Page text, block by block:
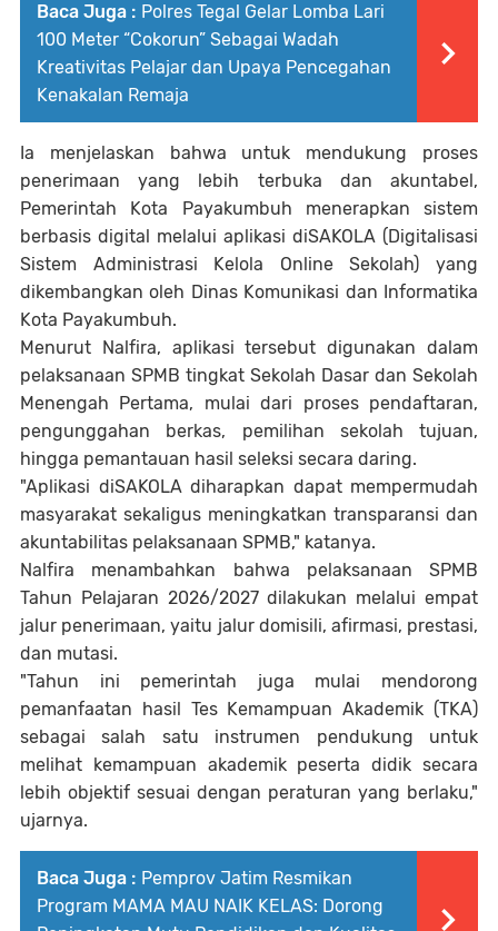
Baca Juga : Polres Tegal Gelar Lomba Lari
100 Meter “Cokorun” Sebagai Wadah
Kreativitas Pelajar dan Upaya Pencegahan
Kenakalan Remaja
Ia menjelaskan bahwa untuk mendukung proses
penerimaan yang lebih terbuka dan akuntabel,
Pemerintah Kota Payakumbuh menerapkan sistem
berbasis digital melalui aplikasi diSAKOLA (Digitalisasi
Sistem Administrasi Kelola Online Sekolah) yang
dikembangkan oleh Dinas Komunikasi dan Informatika
Kota Payakumbuh.
Menurut Nalfira, aplikasi tersebut digunakan dalam
pelaksanaan SPMB tingkat Sekolah Dasar dan Sekolah
Menengah Pertama, mulai dari proses pendaftaran,
pengunggahan berkas, pemilihan sekolah tujuan,
hingga pemantauan hasil seleksi secara daring.
"Aplikasi diSAKOLA diharapkan dapat mempermudah
masyarakat sekaligus meningkatkan transparansi dan
akuntabilitas pelaksanaan SPMB," katanya.
Nalfira menambahkan bahwa pelaksanaan SPMB
Tahun Pelajaran 2026/2027 dilakukan melalui empat
jalur penerimaan, yaitu jalur domisili, afirmasi, prestasi,
dan mutasi.
"Tahun ini pemerintah juga mulai mendorong
pemanfaatan hasil Tes Kemampuan Akademik (TKA)
sebagai salah satu instrumen pendukung untuk
melihat kemampuan akademik peserta didik secara
lebih objektif sesuai dengan peraturan yang berlaku,"
ujarnya.
Baca Juga : Pemprov Jatim Resmikan
Program MAMA MAU NAIK KELAS: Dorong